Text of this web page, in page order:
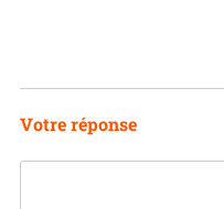
Votre réponse